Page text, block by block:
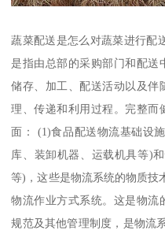
蔬菜配送是怎么对蔬菜进行配
是指由总部的采购部门和配送
储存、加工、配送活动以及伴
理、传递和利用过程。完整而
面： (1)食品配送物流基础设
库、装卸机器、运载机具等)
等)，这些是物流系统的物质技
物流作业方式系统。这是物流
规范及其他管理制度，是物流